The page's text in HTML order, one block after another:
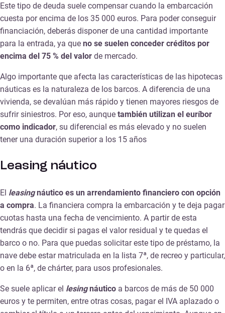
Este tipo de deuda suele compensar cuando la embarcación
cuesta por encima de los 35 000 euros. Para poder conseguir
financiación, deberás disponer de una cantidad importante
para la entrada, ya que no se suelen conceder créditos por
encima del 75 % del valor de mercado.
Algo importante que afecta las características de las hipotecas
náuticas es la naturaleza de los barcos. A diferencia de una
vivienda, se devalúan más rápido y tienen mayores riesgos de
sufrir siniestros. Por eso, aunque también utilizan el euríbor
como indicador, su diferencial es más elevado y no suelen
tener una duración superior a los 15 años
Leasing náutico
El leasing náutico es un arrendamiento financiero con opción
a compra. La financiera compra la embarcación y te deja pagar
cuotas hasta una fecha de vencimiento. A partir de esta
tendrás que decidir si pagas el valor residual y te quedas el
barco o no. Para que puedas solicitar este tipo de préstamo, la
nave debe estar matriculada en la lista 7ª, de recreo y particular,
o en la 6ª, de chárter, para usos profesionales.
Se suele aplicar el lesing náutico a barcos de más de 50 000
euros y te permiten, entre otras cosas, pagar el IVA aplazado o